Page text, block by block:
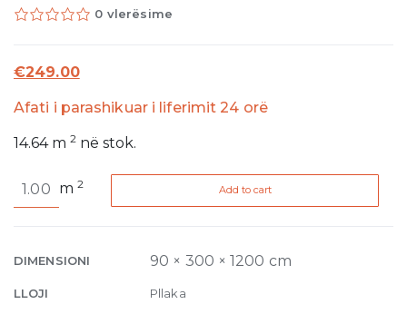
0 vlerësime
€249.00
Afati i parashikuar i liferimit 24 orë
14.64 m2 në stok.
Mini
Lapillo
30
m2 Add to cart
DIMENSIONI 90 × 300 × 1200 cm
LLOJI Pllaka